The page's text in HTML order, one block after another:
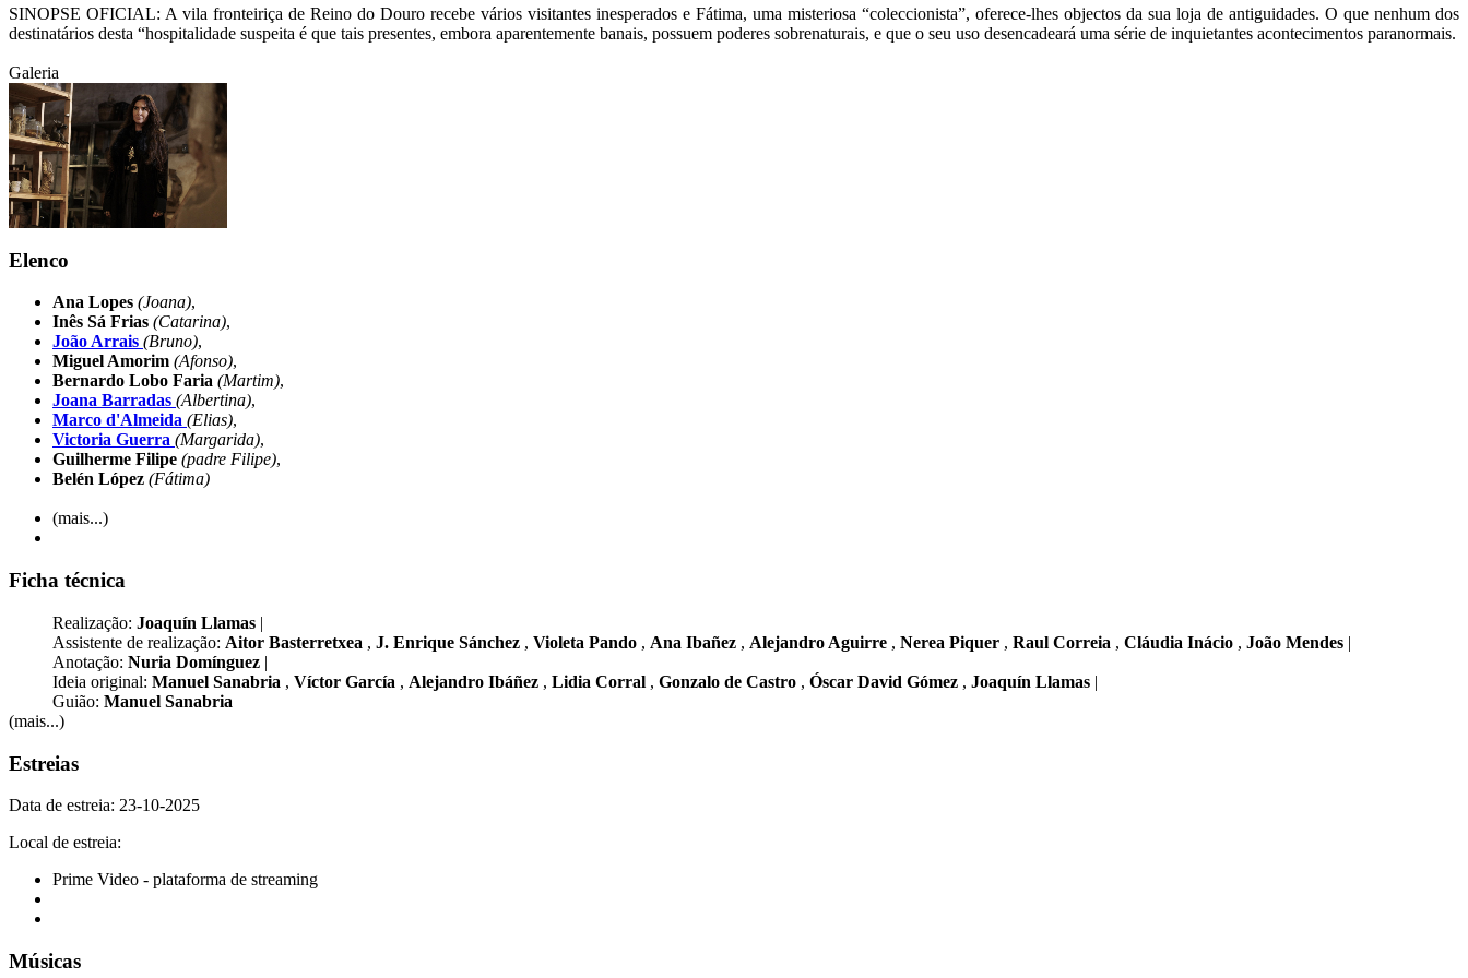
SINOPSE OFICIAL: A vila fronteiriça de Reino do Douro recebe vários visitantes inesperados e Fátima, uma misteriosa “coleccionista”, oferece-lhes objectos da sua loja de antiguidades. O que nenhum dos
destinatários desta “hospitalidade suspeita é que tais presentes, embora aparentemente banais, possuem poderes sobrenaturais, e que o seu uso desencadeará uma série de inquietantes acontecimentos paranormais.
Galeria
Elenco
Ana Lopes (Joana),
Inês Sá Frias (Catarina),
João Arrais (Bruno),
Miguel Amorim (Afonso),
Bernardo Lobo Faria (Martim),
Joana Barradas (Albertina),
Marco d'Almeida (Elias),
Victoria Guerra (Margarida),
Guilherme Filipe (padre Filipe),
Belén López (Fátima)
(mais...)
Ficha técnica
Realização: Joaquín Llamas |
Assistente de realização: Aitor Basterretxea , J. Enrique Sánchez , Violeta Pando , Ana Ibañez , Alejandro Aguirre , Nerea Piquer , Raul Correia , Cláudia Inácio , João Mendes |
Anotação: Nuria Domínguez |
Ideia original: Manuel Sanabria , Víctor García , Alejandro Ibáñez , Lidia Corral , Gonzalo de Castro , Óscar David Gómez , Joaquín Llamas |
Guião: Manuel Sanabria
(mais...)
Estreias
Data de estreia: 23-10-2025
Local de estreia:
Prime Video - plataforma de streaming
Músicas